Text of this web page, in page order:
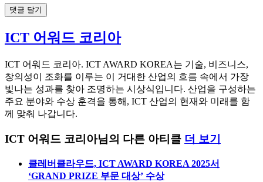
ICT 어워드 코리아
ICT 어워드 코리아. ICT AWARD KOREA는 기술, 비즈니스,
창의성이 조화를 이루는 이 거대한 산업의 흐름 속에서 가장
빛나는 성과를 찾아 조명하는 시상식입니다. 산업을 구성하는
주요 분야와 수상 훈격을 통해, ICT 산업의 현재와 미래를 함
께 맞춰 나갑니다.
ICT 어워드 코리아님의 다른 아티클 더 보기
클레버클라우드, ICT AWARD KOREA 2025서
‘GRAND PRIZE 부문 대상’ 수상